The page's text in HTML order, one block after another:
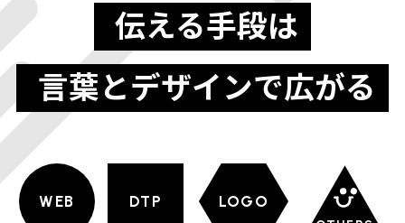
伝える手段は
言葉とデザインで広がる
WEB DTP LOGO